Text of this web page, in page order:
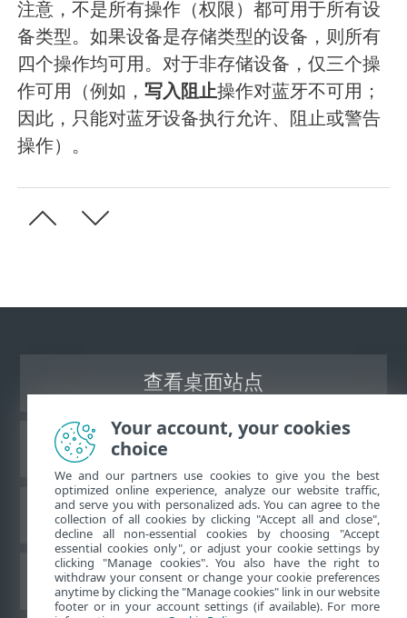
注意，不是所有操作（权限）都可用于所有设
备类型。如果设备是存储类型的设备，则所有
四个操作均可用。对于非存储设备，仅三个操
作可用（例如，写入阻止操作对蓝牙不可用；
因此，只能对蓝牙设备执行允许、阻止或警告
操作）。
查看桌面站点
ESET 知识库
ESET 论坛
区域支持
Your account, your cookies
choice
We and our partners use cookies to give you the best
optimized online experience, analyze our website traffic,
and serve you with personalized ads. You can agree to the
collection of all cookies by clicking "Accept all and close",
decline all non-essential cookies by choosing "Accept
essential cookies only", or adjust your cookie settings by
clicking "Manage cookies". You also have the right to
withdraw your consent or change your cookie preferences
anytime by clicking the "Manage cookies" link in our website
footer or in your account settings (if available). For more